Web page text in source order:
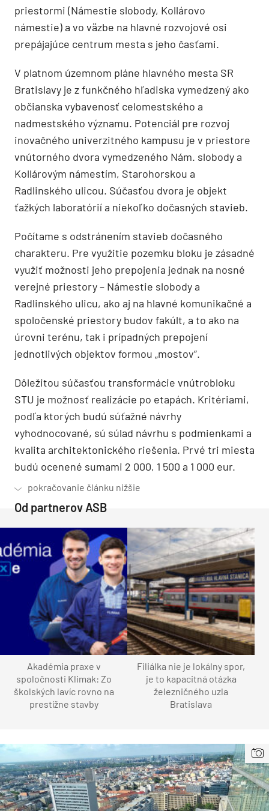
priestormi (Námestie slobody, Kollárovo
námestie) a vo väzbe na hlavné rozvojové osi
prepájajúce centrum mesta s jeho časťami.
V platnom územnom pláne hlavného mesta SR
Bratislavy je z funkčného hľadiska vymedzený ako
občianska vybavenosť celomestského a
nadmestského významu. Potenciál pre rozvoj
inovačného univerzitného kampusu je v priestore
vnútorného dvora vymedzeného Nám. slobody a
Kollárovým námestím, Starohorskou a
Radlinského ulicou. Súčasťou dvora je objekt
ťažkých laboratórií a niekoľko dočasných stavieb.
Počítame s odstránením stavieb dočasného
charakteru. Pre využitie pozemku bloku je zásadné
využiť možnosti jeho prepojenia jednak na nosné
verejné priestory – Námestie slobody a
Radlinského ulicu, ako aj na hlavné komunikačné a
spoločenské priestory budov fakúlt, a to ako na
úrovni terénu, tak i prípadných prepojení
jednotlivých objektov formou „mostov“.
Dôležitou súčasťou transformácie vnútrobloku
STU je možnosť realizácie po etapách. Kritériami,
podľa ktorých budú súťažné návrhy
vyhodnocované, sú súlad návrhu s podmienkami a
kvalita architektonického riešenia. Prvé tri miesta
budú ocenené sumami 2 000, 1 500 a 1 000 eur.
Od partnerov ASB
Akadémia praxe v
spoločnosti Klimak: Zo
školských lavíc rovno na
prestížne stavby
Filiálka nie je lokálny spor,
je to kapacitná otázka
železničného uzla
Bratislava